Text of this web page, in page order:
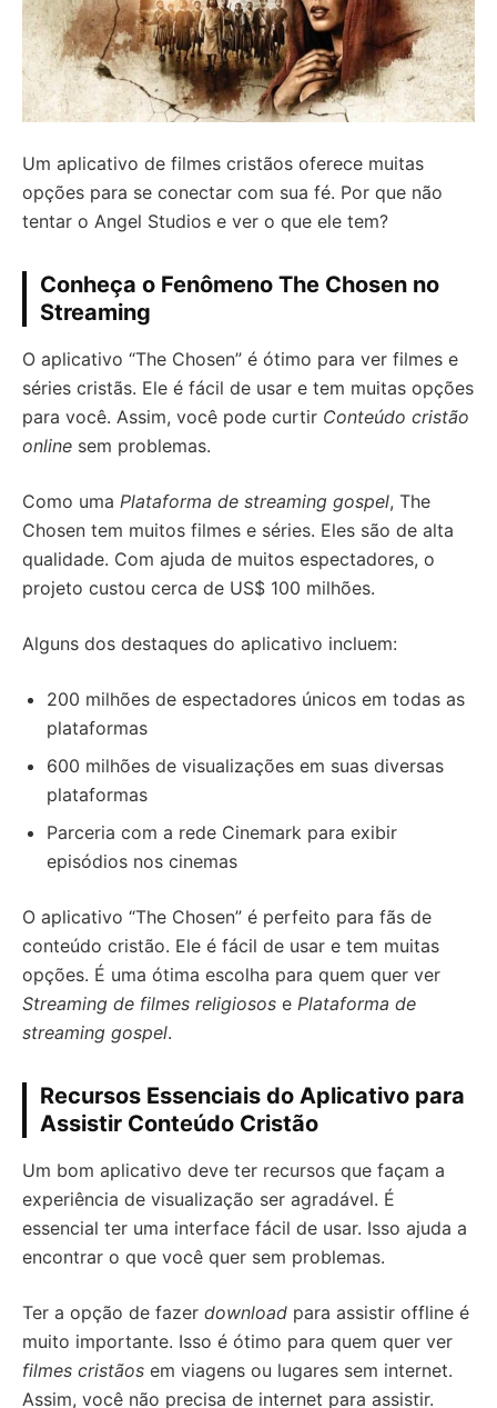
Um aplicativo de filmes cristãos oferece muitas
opções para se conectar com sua fé. Por que não
tentar o Angel Studios e ver o que ele tem?
Conheça o Fenômeno The Chosen no
Streaming
O aplicativo “The Chosen” é ótimo para ver filmes e
séries cristãs. Ele é fácil de usar e tem muitas opções
para você. Assim, você pode curtir Conteúdo cristão
online sem problemas.
Como uma Plataforma de streaming gospel, The
Chosen tem muitos filmes e séries. Eles são de alta
qualidade. Com ajuda de muitos espectadores, o
projeto custou cerca de US$ 100 milhões.
Alguns dos destaques do aplicativo incluem:
200 milhões de espectadores únicos em todas as
plataformas
600 milhões de visualizações em suas diversas
plataformas
Parceria com a rede Cinemark para exibir
episódios nos cinemas
O aplicativo “The Chosen” é perfeito para fãs de
conteúdo cristão. Ele é fácil de usar e tem muitas
opções. É uma ótima escolha para quem quer ver
Streaming de filmes religiosos e Plataforma de
streaming gospel.
Recursos Essenciais do Aplicativo para
Assistir Conteúdo Cristão
Um bom aplicativo deve ter recursos que façam a
experiência de visualização ser agradável. É
essencial ter uma interface fácil de usar. Isso ajuda a
encontrar o que você quer sem problemas.
Ter a opção de fazer download para assistir offline é
muito importante. Isso é ótimo para quem quer ver
filmes cristãos em viagens ou lugares sem internet.
Assim, você não precisa de internet para assistir.